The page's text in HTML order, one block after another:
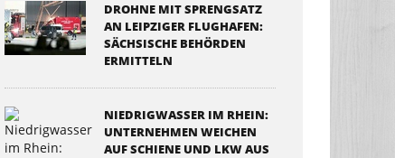
DROHNE MIT SPRENGSATZ
AN LEIPZIGER FLUGHAFEN:
SÄCHSISCHE BEHÖRDEN
ERMITTELN
NIEDRIGWASSER IM RHEIN:
UNTERNEHMEN WEICHEN
AUF SCHIENE UND LKW AUS